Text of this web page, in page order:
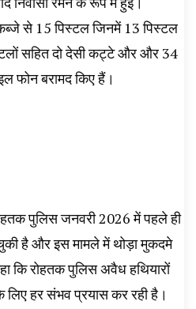
से 15 पिस्टल जिनमें 13 पिस्टल
सहित दो देसी कट्टे और और 34
फोन बरामद किए हैं।
पुलिस जनवरी 2026 में पहले ही
है और इस मामले में थोड़ा मुकदमे
कि रोहतक पुलिस अवैध हथियारों
‌हर संभव प्रयास कर रही है।